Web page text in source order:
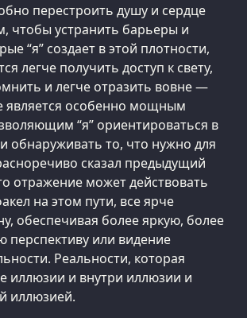
перестроить душу и сердце
чтобы устранить барьеры и
“я” создает в этой плотности,
легче получить доступ к свету,
и легче отразить вовне —
является особенно мощным
“я” ориентироваться в
обнаруживать то, что нужно для
сказал предыдущий
отражение может действовать
на этом пути, все ярче
обеспечивая более яркую, более
перспективу или видение
Реальности, которая
иллюзии и внутри иллюзии и
иллюзией.